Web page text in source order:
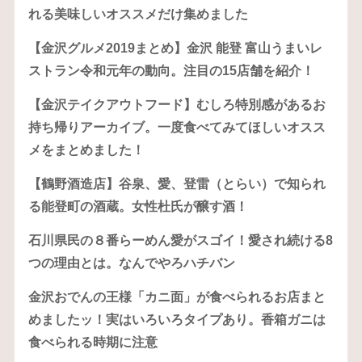
れる美味しいオススメだけ集めました
【金沢グルメ2019まとめ】金沢 能登 富山うまいレ
ストラン令和元年の動向。注目の15店舗を紹介！
【金沢テイクアウトフード】むしろ特別感があるお
持ち帰りアーカイブ。一度食べてみてほしいオスス
メをまとめました！
【鶴野酒造店】谷泉、愛、登雷（とらい）で知られ
る能登町の酒蔵。女性杜氏が醸す酒！
石川県民の８番らーめん愛がスゴイ！愛され続ける8
つの理由とは。なんでやろハチバン
金沢おでんの王様「カニ面」が食べられるお店まと
めましたッ！実はいろいろタイプあり。香箱ガニは
食べられる時期に注意